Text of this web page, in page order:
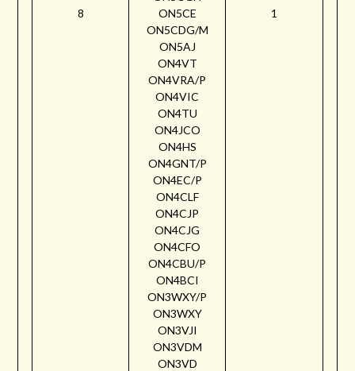
8
ON5CE
ON5CDG/M
ON5AJ
ON4VT
ON4VRA/P
ON4VIC
ON4TU
ON4JCO
ON4HS
ON4GNT/P
ON4EC/P
ON4CLF
ON4CJP
ON4CJG
ON4CFO
ON4CBU/P
ON4BCI
ON3WXY/P
ON3WXY
ON3VJI
ON3VDM
ON3VD
1